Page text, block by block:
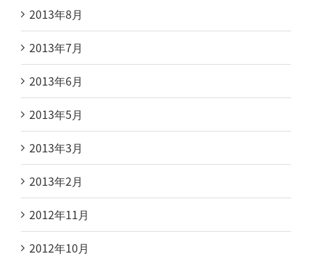
2013年8月
2013年7月
2013年6月
2013年5月
2013年3月
2013年2月
2012年11月
2012年10月